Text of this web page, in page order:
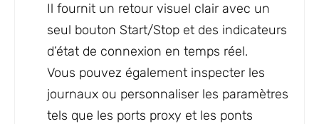
Il fournit un retour visuel clair avec un
seul bouton Start/Stop et des indicateurs
d’état de connexion en temps réel.
Vous pouvez également inspecter les
journaux ou personnaliser les paramètres
tels que les ports proxy et les ponts